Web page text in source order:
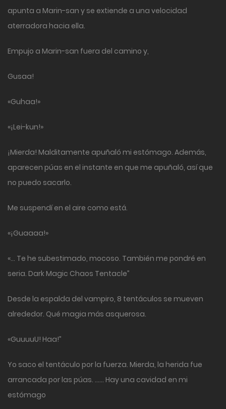
apunta a Marin-san y se extiende a una velocidad
aterradora hacia ella.
Empujo a Marin-san fuera del camino y,
Gusaa!
«Guhaa!»
«¡Lei-kun!»
¡Mierda! Malditamente apuñaló mi estómago. Además,
aparecen púas en el instante en que me apuñaló, así que
no puedo sacarlo.
Me suspendí en el aire como está.
«¡Guaaaa!»
«… Te he subestimado, mocoso. También me pondré en
seria. Dark Magic Chaos Tentacle”
Desde la espalda del vampiro, 8 tentáculos se mueven
alrededor. Qué magia más asquerosa.
«GuuuuU! Haa!”
Yo saco el tentáculo por la fuerza. Mierda, la herida fue
arrancada por las púas. …… Hay una cavidad en mi
estómago